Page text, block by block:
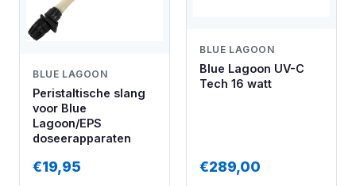
BLUE LAGOON
Peristaltische slang
voor Blue
Lagoon/EPS
doseerapparaten
€19,95
BLUE LAGOON
Blue Lagoon UV-C
Tech 16 watt
€289,00